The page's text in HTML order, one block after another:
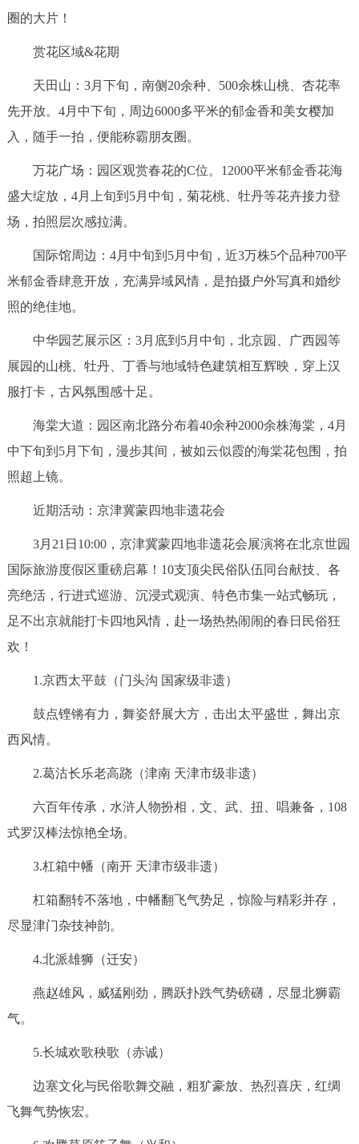
ITALIANO
回到顶部
圈的大片！
赏花区域&花期
天田山：3月下旬，南侧20余种、500余株山桃、杏花率
先开放。4月中下旬，周边6000多平米的郁金香和美女樱加
入，随手一拍，便能称霸朋友圈。
万花广场：园区观赏春花的C位。12000平米郁金香花海
盛大绽放，4月上旬到5月中旬，菊花桃、牡丹等花卉接力登
场，拍照层次感拉满。
国际馆周边：4月中旬到5月中旬，近3万株5个品种700平
米郁金香肆意开放，充满异域风情，是拍摄户外写真和婚纱
照的绝佳地。
中华园艺展示区：3月底到5月中旬，北京园、广西园等
展园的山桃、牡丹、丁香与地域特色建筑相互辉映，穿上汉
服打卡，古风氛围感十足。
海棠大道：园区南北路分布着40余种2000余株海棠，4月
中下旬到5月下旬，漫步其间，被如云似霞的海棠花包围，拍
照超上镜。
近期活动：京津冀蒙四地非遗花会
3月21日10:00，京津冀蒙四地非遗花会展演将在北京世园
国际旅游度假区重磅启幕！10支顶尖民俗队伍同台献技、各
亮绝活，行进式巡游、沉浸式观演、特色市集一站式畅玩，
足不出京就能打卡四地风情，赴一场热热闹闹的春日民俗狂
欢！
1.京西太平鼓（门头沟 国家级非遗）
鼓点铿锵有力，舞姿舒展大方，击出太平盛世，舞出京
西风情。
2.葛沽长乐老高跷（津南 天津市级非遗）
六百年传承，水浒人物扮相，文、武、扭、唱兼备，108
式罗汉棒法惊艳全场。
3.杠箱中幡（南开 天津市级非遗）
杠箱翻转不落地，中幡翻飞气势足，惊险与精彩并存，
尽显津门杂技神韵。
4.北派雄狮（迁安）
燕赵雄风，威猛刚劲，腾跃扑跌气势磅礴，尽显北狮霸
气。
5.长城欢歌秧歌（赤诚）
边塞文化与民俗歌舞交融，粗犷豪放、热烈喜庆，红绸
飞舞气势恢宏。